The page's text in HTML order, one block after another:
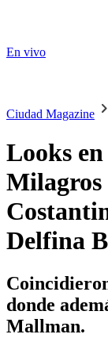
En vivo
Ciudad Magazine
Looks
Delfina
donde
Mallman.